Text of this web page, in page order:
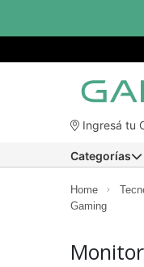
Ingresá tu
Categorías
Home
Gaming